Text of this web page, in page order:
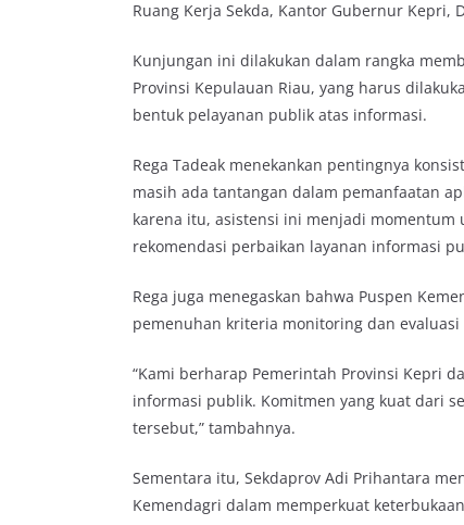
Ruang Kerja Sekda, Kantor Gubernur Kepri,
Kunjungan ini dilakukan dalam rangka
Provinsi Kepulauan Riau, yang harus
bentuk pelayanan publik atas informasi.
Rega Tadeak menekankan pentingnya
masih ada tantangan dalam pemanfaatan
karena itu, asistensi ini menjadi
rekomendasi perbaikan layanan informasi
Rega juga menegaskan bahwa Puspen
pemenuhan kriteria monitoring dan evaluasi
“Kami berharap Pemerintah Provinsi Kepri
informasi publik. Komitmen yang kuat dari
tersebut,” tambahnya.
Sementara itu, Sekdaprov Adi Prihantara
Kemendagri dalam memperkuat